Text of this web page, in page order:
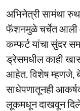
अभिनेत्री सामंथा रुथ
फॅशनमुळे चर्चेत आली
कम्फर्ट यांचा सुंदर
ड्रेसमधील काही
आहेत. विशेष म्हणजे,
साधेपणातूनही
लूकमधून दाखवून